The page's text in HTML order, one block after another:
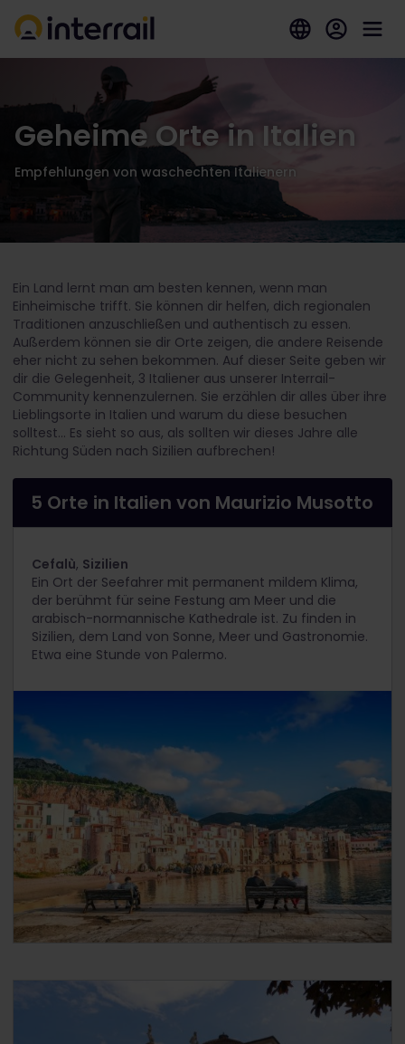
Geheime Orte in Italien
Empfehlungen von waschechten Italienern
Ein Land lernt man am besten kennen, wenn man
Einheimische trifft. Sie können dir helfen, dich regionalen
Traditionen anzuschließen und authentisch zu essen.
Außerdem können sie dir Orte zeigen, die andere Reisende
eher nicht zu sehen bekommen. Auf dieser Seite geben wir
dir die Gelegenheit, 3 Italiener aus unserer Interrail-
Community kennenzulernen. Sie erzählen dir alles über ihre
Lieblingsorte in Italien und warum du diese besuchen
solltest... Es sieht so aus, als sollten wir dieses Jahre alle
Richtung Süden nach Sizilien aufbrechen!
5 Orte in Italien von Maurizio Musotto
Cefalù, Sizilien
Ein Ort der Seefahrer mit permanent mildem Klima,
der berühmt für seine Festung am Meer und die
arabisch-normannische Kathedrale ist. Zu finden in
Sizilien, dem Land von Sonne, Meer und Gastronomie.
Etwa eine Stunde von Palermo.